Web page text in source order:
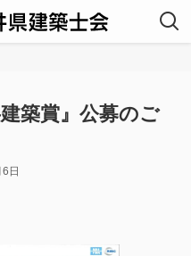
建築賞』公募のご
日